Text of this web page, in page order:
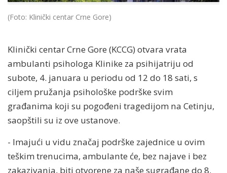
(Foto: Klinički centar Crne Gore)
Klinički centar Crne Gore (KCCG) otvara vrata
ambulanti psihologa Klinike za psihijatriju od
subote, 4. januara u periodu od 12 do 18 sati, s
ciljem pružanja psihološke podrške svim
građanima koji su pogođeni tragedijom na Cetinju,
saopštili su iz ove ustanove.
- Imajući u vidu značaj podrške zajednice u ovim
teškim trenucima, ambulante će, bez najave i bez
zakazivanja, biti otvorene za naše sugrađane do 8.